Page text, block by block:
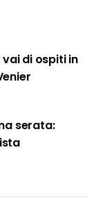
di ospiti in
serata: